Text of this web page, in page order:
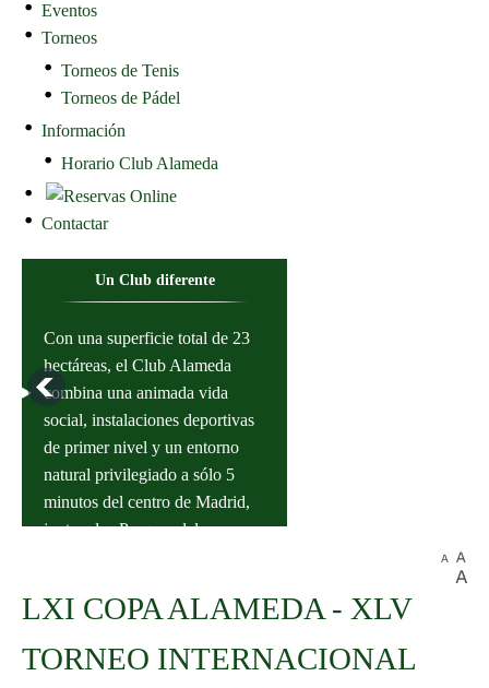
Eventos
Torneos
Torneos de Tenis
Torneos de Pádel
Información
Horario Club Alameda
Contactar
Un Club diferente
Con una superficie total de 23
hectáreas, el Club Alameda
combina una animada vida
social, instalaciones deportivas
de primer nivel y un entorno
natural privilegiado a sólo 5
minutos del centro de Madrid,
junto a los Parques del
11 Pistas de tenis iluminadas, 8
tenisquick. 6 pistas de pádel, de
LXI COPA ALAMEDA - XLV
TORNEO INTERNACIONAL